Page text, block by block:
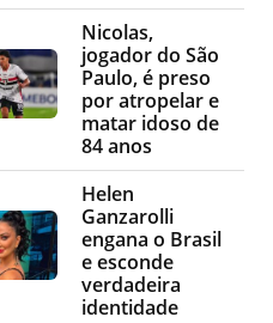
Nicolas,
jogador do São
Paulo, é preso
por atropelar e
matar idoso de
84 anos
Helen
Ganzarolli
engana o Brasil
e esconde
verdadeira
identidade